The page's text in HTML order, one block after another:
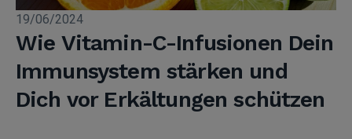
19/06/2024
Wie Vitamin-C-Infusionen Dein
Immunsystem stärken und
Dich vor Erkältungen schützen